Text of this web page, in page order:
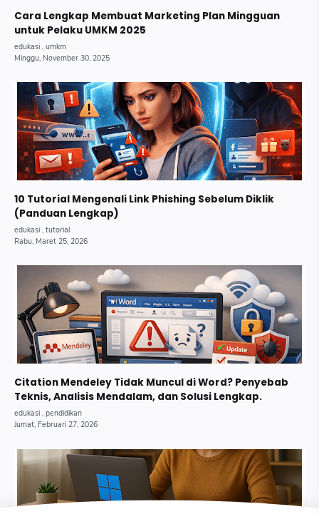
Cara Lengkap Membuat Marketing Plan Mingguan
untuk Pelaku UMKM 2025
10 Tutorial Mengenali Link Phishing Sebelum Diklik
(Panduan Lengkap)
Citation Mendeley Tidak Muncul di Word? Penyebab
Teknis, Analisis Mendalam, dan Solusi Lengkap.